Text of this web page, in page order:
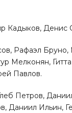
Кадыков, Денис
Рафаэл
Мелконян,
Павлов.
Петров,
Даниил Ильин,